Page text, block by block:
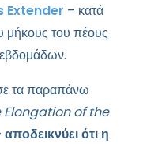
Extender – κατά
μήκους του πέους
τα παραπάνω
Elongation of the
αποδεικνύει ότι η